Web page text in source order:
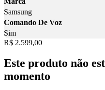
Samsung
Comando De Voz
Sim
Price:
R$ 2.599,00
Este produto não
momento